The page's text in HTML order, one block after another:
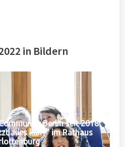
in Bildern
Berlin seit 2018:
alles klar?" im Rathaus